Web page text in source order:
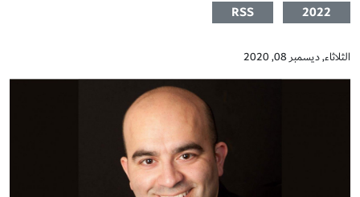
2022
RSS
الثلاثاء, ديسمبر 08, 2020